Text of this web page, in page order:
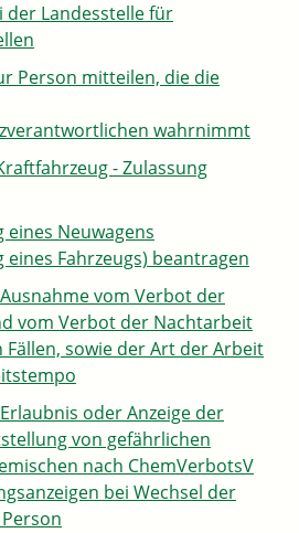
der Landesstelle für
Person mitteilen, die die
wahrnimmt
- Zulassung
eines Neuwagens
eines Fahrzeugs) beantragen
vom Verbot der
vom Verbot der Nachtarbeit
sowie der Art der Arbeit
oder Anzeige der
von gefährlichen
nach ChemVerbotsV
bei Wechsel der